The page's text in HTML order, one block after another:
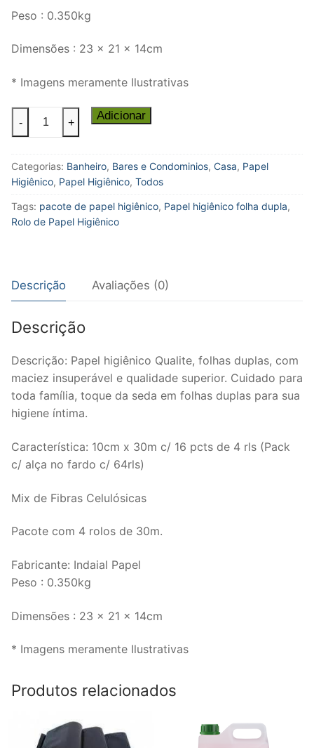
Peso : 0.350kg
Dimensões : 23 x 21 x 14cm
* Imagens meramente Ilustrativas
Higiênico
Folha
Dupla
4x30m
quantidade
- + Adicionar
Categorias: Banheiro, Bares e Condominios, Casa, Papel
Higiênico, Papel Higiênico, Todos
Tags: pacote de papel higiênico, Papel higiênico folha dupla,
Rolo de Papel Higiênico
Descrição Avaliações (0)
Descrição
Descrição: Papel higiênico Qualite, folhas duplas, com
maciez insuperável e qualidade superior. Cuidado para
toda família, toque da seda em folhas duplas para sua
higiene íntima.
Característica: 10cm x 30m c/ 16 pcts de 4 rls (Pack
c/ alça no fardo c/ 64rls)
Mix de Fibras Celulósicas
Pacote com 4 rolos de 30m.
Fabricante: Indaial Papel
Peso : 0.350kg
Dimensões : 23 x 21 x 14cm
* Imagens meramente Ilustrativas
Produtos relacionados